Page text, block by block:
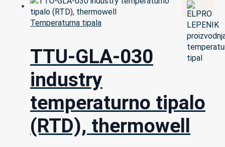
Temperaturna tipala
TTU-GLA-030
industry
temperaturno tipalo
(RTD), thermowell